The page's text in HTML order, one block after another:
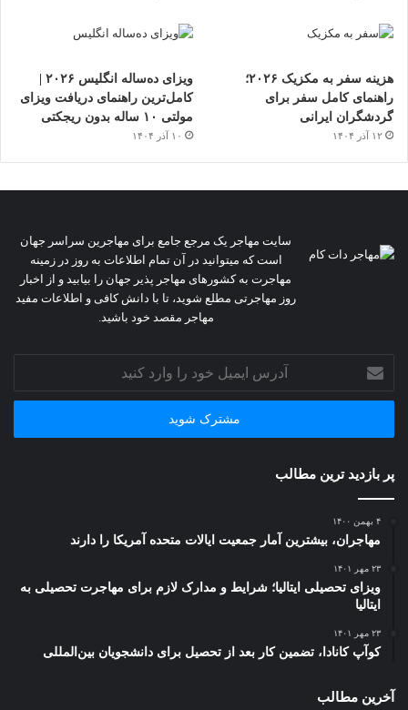
هزینه سفر به مکزیک ۲۰۲۶؛
راهنمای کامل سفر برای
گردشگران ایرانی
۱۲ آذر ۱۴۰۴
کامل‌ترین راهنمای دریافت ویزای
مولتی ۱۰ ساله بدون ریجکتی
۱۰ آذر ۱۴۰۴
سایت مهاجر یک مرجع جامع برای مهاجرین سراسر جهان
است که میتوانید در آن تمام اطلاعات به روز در زمینه
مهاجرت به کشورهای مهاجر پذیر جهان را بیابید و از اخبار
روز مهاجرتی مطلع شوید، تا با دانش کافی و اطلاعات مفید
مهاجر مقصد خود باشید.
ایمیل
خود
وارد
پر بازدید ترین مطالب
۴ بهمن ۱۴۰۰
مهاجران، بیشترین آمار جمعیت ایالات متحده آمریکا را دارند
۲۳ مهر ۱۴۰۱
ویزای تحصیلی ایتالیا؛ شرایط و مدارک لازم برای مهاجرت تحصیلی به
ایتالیا
۲۳ مهر ۱۴۰۱
کوآپ کانادا، تضمین کار بعد از تحصیل برای دانشجویان بین‌المللی
آخرین مطالب